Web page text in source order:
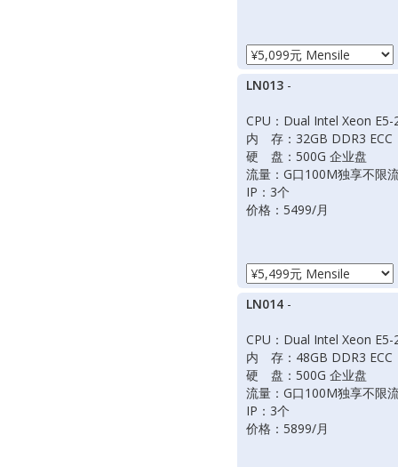
LN013 -
CPU：Dual Intel Xeon E5-
内 存：32GB DDR3 ECC
硬 盘：500G 企业盘
流量：G口100M独享不限
IP：3个
价格：5499/月
LN014 -
CPU：Dual Intel Xeon E5-
内 存：48GB DDR3 ECC
硬 盘：500G 企业盘
流量：G口100M独享不限
IP：3个
价格：5899/月